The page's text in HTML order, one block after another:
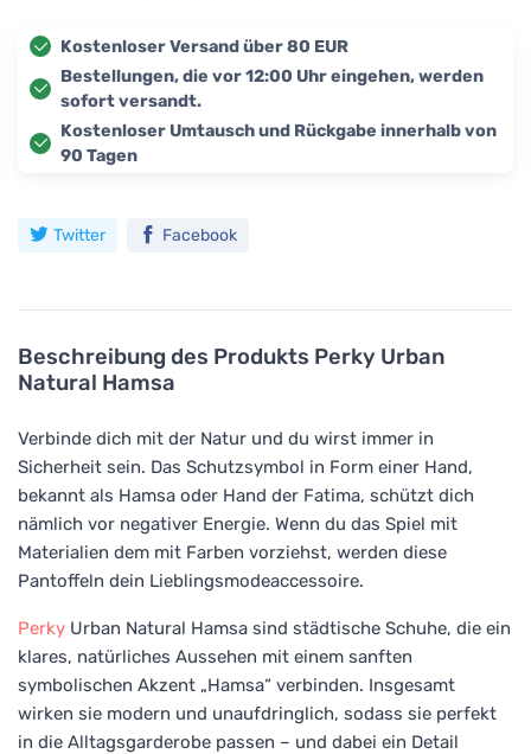
Beschreibung des Produkts Perky Urban
Natural Hamsa
Verbinde dich mit der Natur und du wirst immer in
Sicherheit sein. Das Schutzsymbol in Form einer Hand,
bekannt als Hamsa oder Hand der Fatima, schützt dich
nämlich vor negativer Energie. Wenn du das Spiel mit
Materialien dem mit Farben vorziehst, werden diese
Pantoffeln dein Lieblingsmodeaccessoire.
Perky Urban Natural Hamsa sind städtische Schuhe, die ein
klares, natürliches Aussehen mit einem sanften
symbolischen Akzent „Hamsa“ verbinden. Insgesamt
wirken sie modern und unaufdringlich, sodass sie perfekt
in die Alltagsgarderobe passen – und dabei ein Detail
Kostenloser Versand über 80 EUR
Bestellungen, die vor 12:00 Uhr eingehen, werden
sofort versandt.
Kostenloser Umtausch und Rückgabe innerhalb von
90 Tagen
Twitter Facebook